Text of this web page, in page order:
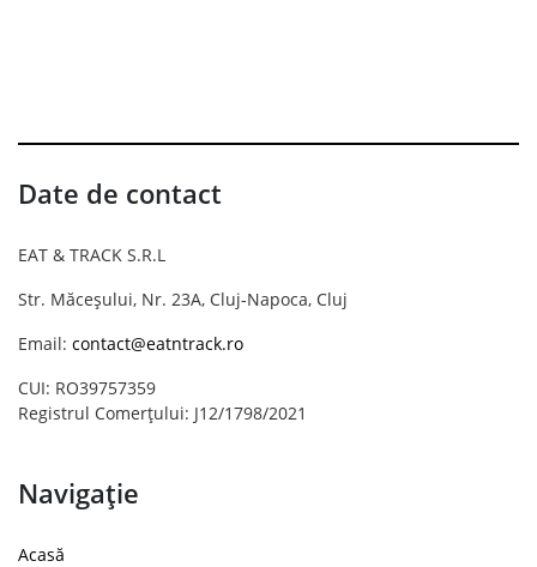
Date de contact
EAT & TRACK S.R.L
Str. Măceșului, Nr. 23A, Cluj-Napoca, Cluj
Email: contact@eatntrack.ro
CUI: RO39757359
Registrul Comerțului: J12/1798/2021
Navigație
Acasă